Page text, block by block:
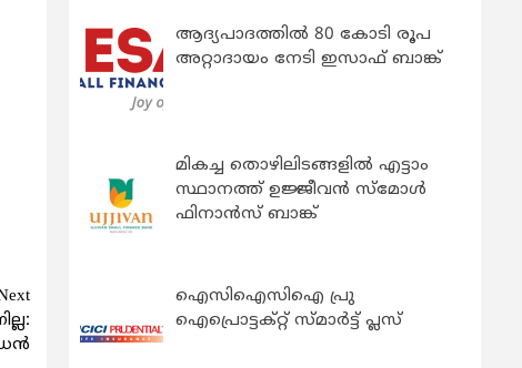
ആദ്യപാദത്തിൽ 80 കോടി രൂപ
അറ്റാദായം നേടി ഇസാഫ് ബാങ്ക്
മികച്ച തൊഴിലിടങ്ങളിൽ എട്ടാം
സ്ഥാനത്ത് ഉജ്ജീവൻ സ്മോൾ
ഫിനാൻസ് ബാങ്ക്
ഐസിഐസിഐ പ്രു
ഐപ്രൊട്ടക്റ്റ് സ്മാർട്ട് പ്ലസ്